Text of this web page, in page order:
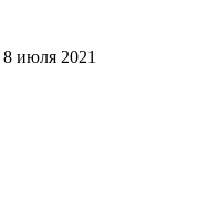
8 июля 2021